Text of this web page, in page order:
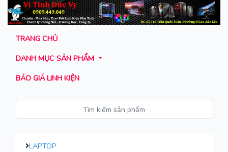
TRANG CHỦ
DANH MỤC SẢN PHẨM
BÁO GIÁ LINH KIỆN
LAPTOP